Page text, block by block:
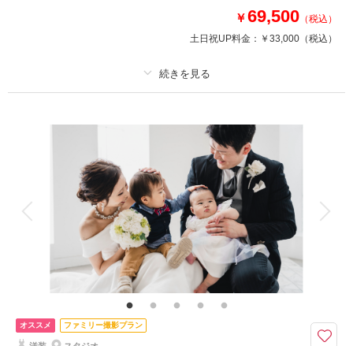
小さな結婚式新潟店（新潟）
相談予約する 撮影日の空き
を確認する
￥69,500 （税込）
土日祝UP料金： ￥33,000 （税込）
アルバム データ 100 カット 台紙付写真
衣装追加 会食 挙式
家族と撮影 家族用衣装レンタル ペットと撮影
その他含むもの
和装小物一式(懐剣・筥迫・末広・抱帯・帯締め・帯揚げ・草履・髪飾り)、
洋装小物一式(ネックレス・イヤリング・ベール・グローブ・ヘッドパー
ツ)、チャペル装花、スマホ撮影OK、撮影アイテム持ち込みOK、専任アテ
ンド
オススメ ファミリー撮影プラン